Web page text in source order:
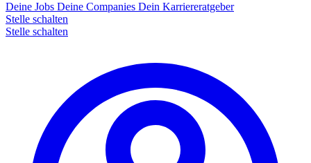
Deine Jobs Deine Companies Dein Karriereratgeber
Stelle schalten
Stelle schalten